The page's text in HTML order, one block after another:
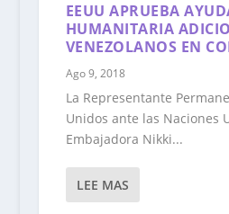
EEUU APRUEBA
HUMANITARIA
VENEZOLANOS EN
Ago 9, 2018
La Representante
Unidos ante las Naciones
Embajadora Nikki...
LEE MAS